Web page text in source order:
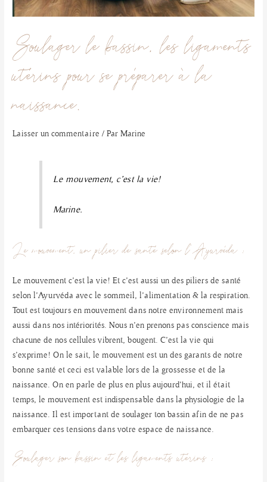
Soulager le bassin, les ligaments
utérins pour se préparer à la
naissance.
Laisser un commentaire / ParMarine
Le mouvement, c’est la vie!
Marine.
Le mouvement, un pilier de santé selon l’Ayurvéda :
Le mouvement c’est la vie! Et c’est aussi un des piliers de santé
selon l’Ayurvéda avec le sommeil, l’alimentation & la respiration.
Tout est toujours en mouvement dans notre environnement mais
aussi dans nos intériorités. Nous n’en prenons pas conscience mais
chacune de nos cellules vibrent, bougent. C’est la vie qui
s’exprime! On le sait, le mouvement est un des garants de notre
bonne santé et ceci est valable lors de la grossesse et de la
naissance. On en parle de plus en plus aujourd’hui, et il était
temps, le mouvement est indispensable dans la physiologie de la
naissance. Il est important de soulager ton bassin afin de ne pas
embarquer ces tensions dans votre espace de naissance.
Soulager son bassin et les ligaments utérins :